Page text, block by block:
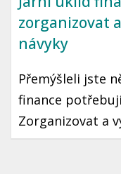
zorganizovat
návyky
Přemýšleli jste
finance
Zorganizovat a
krok, který